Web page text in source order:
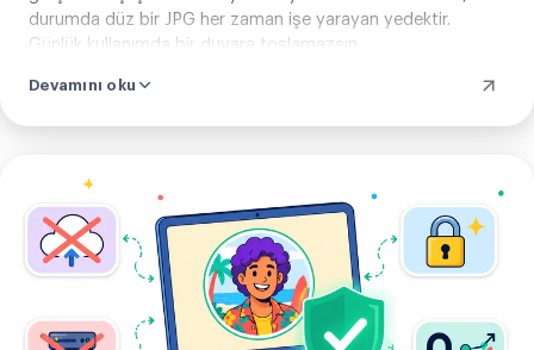
durumda düz bir JPG her zaman işe yarayan yedektir.
Günlük kullanımda bir duvara toslamazsın.
Devamını oku
yükle